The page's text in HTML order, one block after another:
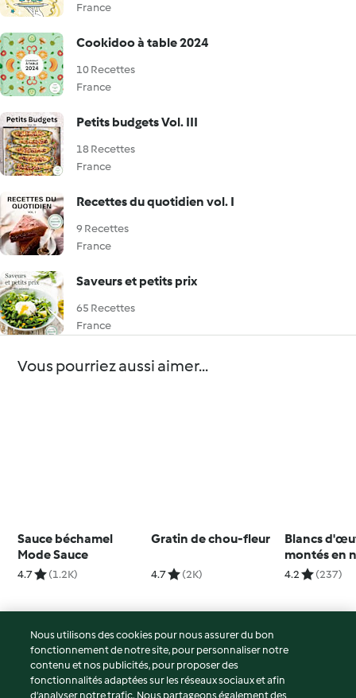
France
Cookidoo à table 2024
10 Recettes
France
Petits budgets Vol. III
18 Recettes
France
Recettes du quotidien vol. I
9 Recettes
France
Saveurs et petits prix
65 Recettes
France
Vous pourriez aussi aimer...
Sauce béchamel
Mode Sauce
4.7 (1.2K)
Gratin de chou-fleur
4.7 (2K)
Blancs
montés en
4.2 (237)
© Copyright 2026
Conditions d'utilisation
Nous utilisons des cookies pour nous assurer du bon
fonctionnement de notre site, pour personnaliser notre
contenu et nos publicités, pour proposer des
fonctionnalités adaptées sur les réseaux sociaux et afin
d’analyser notre trafic. Nous partageons également des